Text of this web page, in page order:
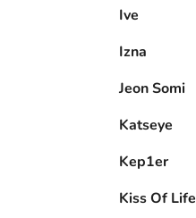
Ive
Izna
Jeon Somi
Katseye
Kep1er
Kiss Of Life